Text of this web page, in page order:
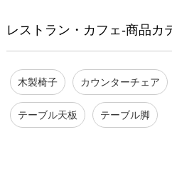
レストラン・カフェ-商品カ
木製椅子 カウンターチェア
テーブル天板 テーブル脚